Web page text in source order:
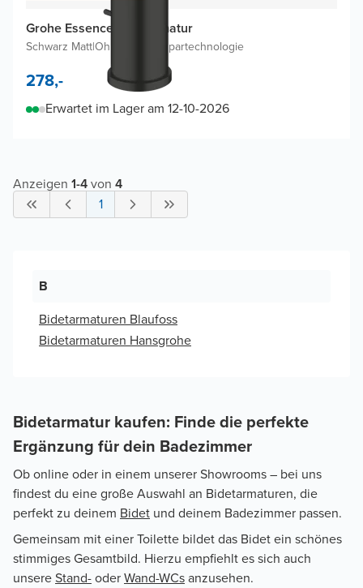
Grohe Essence Bidetarmatur
Schwarz Matt|Ohne Wasserspartechnologie
278,-
Erwartet im Lager am 12-10-2026
Anzeigen 1-4von 4
1
B
Bidetarmaturen Blaufoss
Bidetarmaturen Hansgrohe
Bidetarmatur kaufen: Finde die perfekte
Ergänzung für dein Badezimmer
Ob online oder in einem unserer Showrooms – bei uns
findest du eine große Auswahl an Bidetarmaturen, die
perfekt zu deinem Bidet und deinem Badezimmer passen.
Gemeinsam mit einer Toilette bildet das Bidet ein schönes
stimmiges Gesamtbild. Hierzu empfiehlt es sich auch
unsereStand-oderWand-WCsanzusehen.